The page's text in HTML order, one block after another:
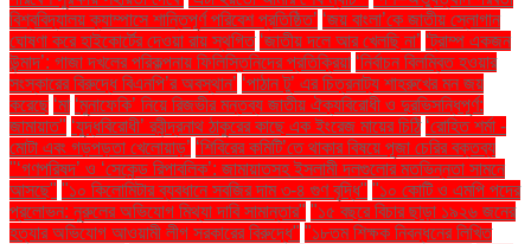
বিশ্ববিদ্যালয় ক্যাম্পাসে শান্তিপূর্ণ পরিবেশ প্রতিষ্ঠিত’ ‘জয় বাংলা’কে জাতীয় স্লোগান
ঘোষণা করে হাইকোর্টের দেওয়া রায় স্থগিত ‘জাতীয় দলে আর খেলছি না’ ‘ট্রাম্প একজন
উন্মাদ’: গাজা দখলের পরিকল্পনায় ফিলিস্তিনিদের প্রতিক্রিয়া ‘নির্বাচন বিলম্বিত হওয়ার
সংস্কারের বিরুদ্ধে বিএনপি’র অবস্থান’ ‘পাঠান টু’ এর চিত্রনাট্য শাহরুখের মন জয়
করেছে ‘মা ‘মুনাফেকি’ নিয়ে রিজভীর মন্তব্য জাতীয় ঐক্যবিরোধী ও দুরভিসন্ধিপূর্ণ:
জামায়াত" ‘যুদ্ধবিরোধী’ রবীন্দ্রনাথ ঠাকুরের কাছে এক ইংরেজ মায়ের চিঠি ‘রোহিত শর্মা -
মোটা এবং গড়পড়তা খেলোয়াড়’ ‘শিবিরের কমিটি’তে থাকার বিষয়ে পূজা চেরির বক্তব্য
"‘গণপরিষদ’ ও ‘সেকেন্ড রিপাবলিক’: জামায়াতসহ ইসলামী দলগুলোর মতভিন্নতা সামনে
আসছে" "১০ কিলোমিটার ব্যবধানে সবজির দাম ৩-৪ গুণ বৃদ্ধি" "১০ কোটি ও এমপি পদের
প্রলোভন: নুরুলের অভিযোগ মিথ্যা দাবি সামান্তার" "১৫ বছরে বিচার ছাড়া ১৯২৬ জনের
হত্যার অভিযোগ আওয়ামী লীগ সরকারের বিরুদ্ধে" "১৮তম শিক্ষক নিবন্ধনের লিখিত